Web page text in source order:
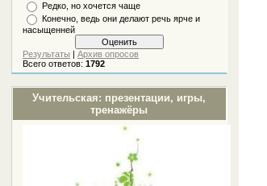
Редко, но хочется чаще
Конечно, ведь они делают речь ярче и
насыщенней
Результаты |Архив опросов
Всего ответов:1792
Учительская: презентации, игры,
тренажёры